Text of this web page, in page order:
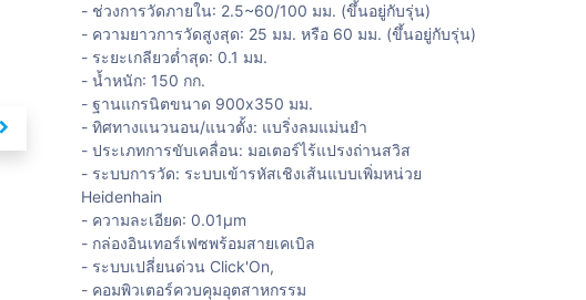
- ช่วงการวัดภายใน: 2.5~60/100 มม. (ขึ้นอยู่กับรุ่น)
- ความยาวการวัดสูงสุด: 25 มม. หรือ 60 มม. (ขึ้นอยู่กับรุ่น)
- ระยะเกลียวต่ำสุด: 0.1 มม.
- น้ำหนัก: 150 กก.
- ฐานแกรนิตขนาด 900x350 มม.
- ทิศทางแนวนอน/แนวตั้ง: แบริ่งลมแม่นยำ
- ประเภทการขับเคลื่อน: มอเตอร์ไร้แปรงถ่านสวิส
- ระบบการวัด: ระบบเข้ารหัสเชิงเส้นแบบเพิ่มหน่วย
Heidenhain
- ความละเอียด: 0.01μm
- กล่องอินเทอร์เฟซพร้อมสายเคเบิล
- ระบบเปลี่ยนด่วน Click'On,
- คอมพิวเตอร์ควบคุมอุตสาหกรรม